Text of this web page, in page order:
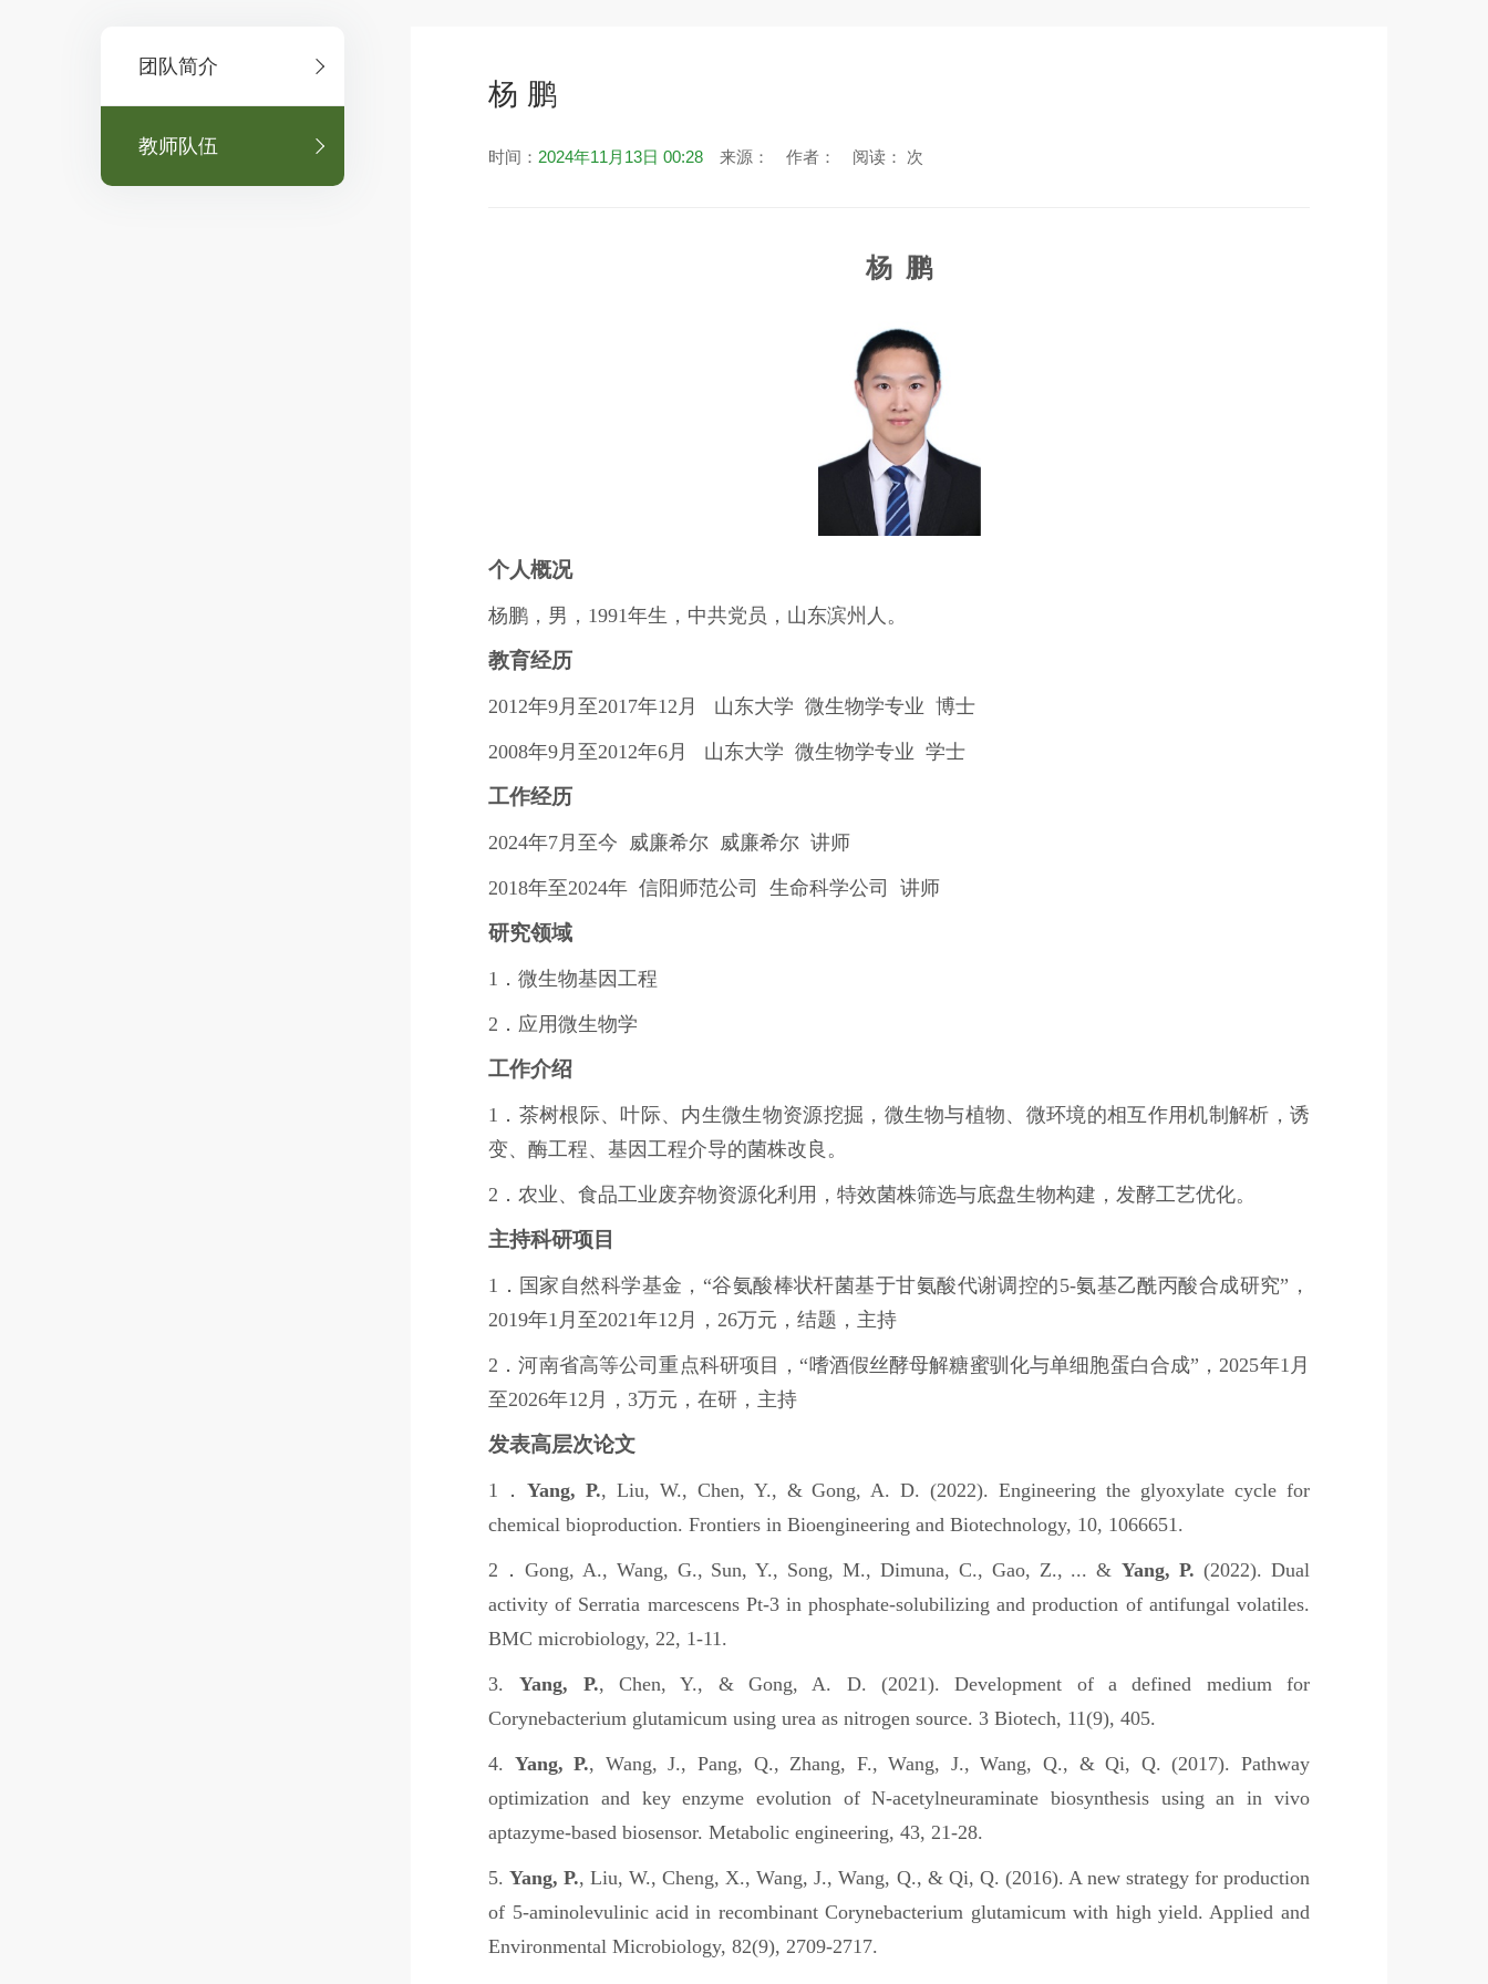
团队简介
教师队伍
杨 鹏
时间： 2024年11月13日 00:28 来源： 作者： 阅读： 次
杨 鹏
个人概况
杨鹏， 男，1991年生，中共党员，山东滨州人。
教育经历
2012年9月至2017年12月 山东大学 微生物学专业 博士
2008年9月至2012年6月 山东大学 微生物学专业 学士
工作经历
2024年7月至今 威廉希尔 威廉希尔 讲师
2018年至2024年 信阳师范公司 生命科学公司 讲师
研究领域
1．微生物基因工程
2．应用微生物学
工作介绍
1．茶树根际、叶际、内生微生物资源挖掘，微生物与植物、微环境的相互作用机制解析，诱
变、酶工程、基因工程介导的菌株改良。
2．农业、食品工业废弃物资源化利用，特效菌株筛选与底盘生物构建，发酵工艺优化。
主持科研项目
1．国家自然科学基金，“谷氨酸棒状杆菌基于甘氨酸代谢调控的5-氨基乙酰丙酸合成研究”，
2019年1月至2021年12月，26万元，结题，主持
2．河南省高等公司重点科研项目，“嗜酒假丝酵母解糖蜜驯化与单细胞蛋白合成”，2025年1月
至2026年12月，3万元，在研，主持
发表高层次论文
1． Yang, P., Liu, W., Chen, Y., & Gong, A. D. (2022). Engineering the glyoxylate cycle for
chemical bioproduction. Frontiers in Bioengineering and Biotechnology, 10, 1066651.
2．Gong, A., Wang, G., Sun, Y., Song, M., Dimuna, C., Gao, Z., ... & Yang, P.(2022). Dual
activity of Serratia marcescens Pt-3 in phosphate-solubilizing and production of antifungal volatiles.
BMC microbiology, 22, 1-11.
3. Yang, P., Chen, Y., & Gong, A. D. (2021). Development of a defined medium for
Corynebacterium glutamicum using urea as nitrogen source. 3 Biotech, 11(9), 405.
4. Yang, P., Wang, J., Pang, Q., Zhang, F., Wang, J., Wang, Q., & Qi, Q. (2017). Pathway
optimization and key enzyme evolution of N-acetylneuraminate biosynthesis using an in vivo
aptazyme-based biosensor. Metabolic engineering, 43, 21-28.
5.Yang, P., Liu, W., Cheng, X., Wang, J., Wang, Q., & Qi, Q. (2016). A new strategy for production
of 5-aminolevulinic acid in recombinant Corynebacterium glutamicum with high yield. Applied and
Environmental Microbiology, 82(9), 2709-2717.